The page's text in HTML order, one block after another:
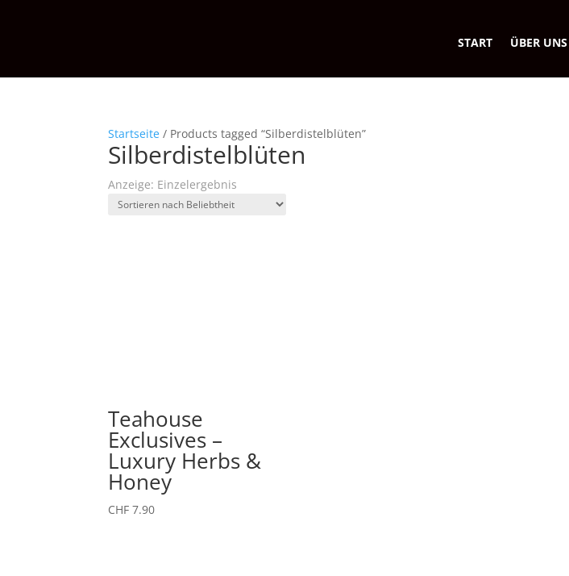
START ÜBER UNS
Startseite / Products tagged “Silberdistelblüten”
Silberdistelblüten
Anzeige: Einzelergebnis
Teahouse
Exclusives –
Luxury Herbs &
Honey
CHF 7.90